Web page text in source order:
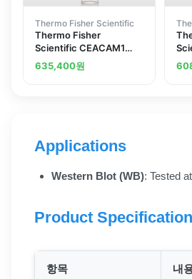
Thermo Fisher Scientific
Thermo Fisher
Scientific CEACAM1
Recombinant
Superclonal Antibody
635,400원
Applications
Western Blot (WB): Tested
Product
항목 내